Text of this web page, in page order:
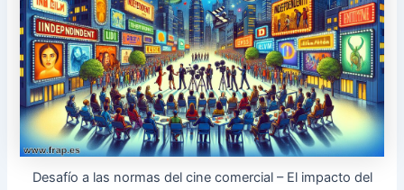
Desafío a las normas del cine comercial – El impacto del